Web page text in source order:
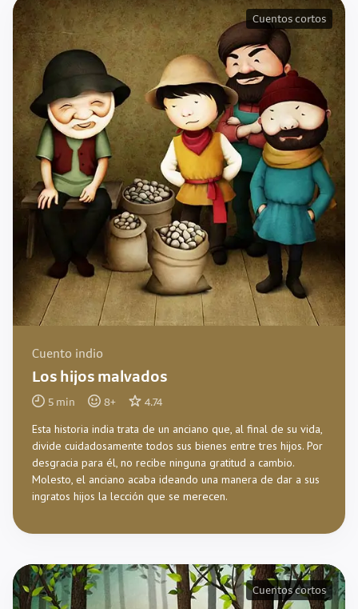
Cuento indio
Los hijos malvados
5 min 8+ 4.74
Esta historia india trata de un anciano que, al final de su vida,
divide cuidadosamente todos sus bienes entre tres hijos. Por
desgracia para él, no recibe ninguna gratitud a cambio.
Molesto, el anciano acaba ideando una manera de dar a sus
ingratos hijos la lección que se merecen.
Cuentos cortos
Cuentos cortos